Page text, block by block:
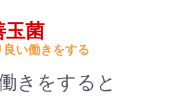
玉菌
い働きをする
きをすると